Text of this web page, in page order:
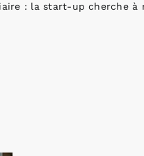
: la start-up cherche à